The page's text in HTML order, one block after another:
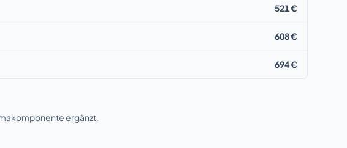
521 €
608 €
694 €
ergänzt.